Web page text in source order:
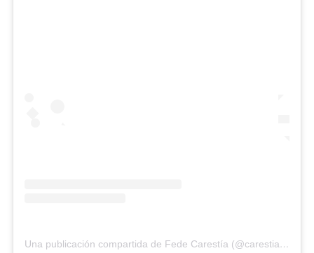
Una publicación compartida de Fede Carestía (@carestiafede)